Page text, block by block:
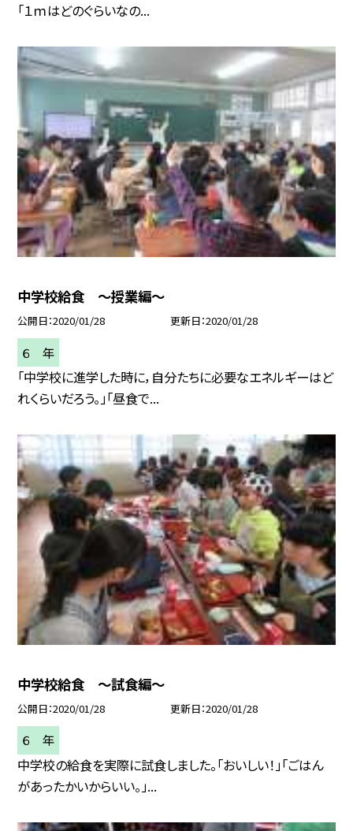
「１ｍはどのぐらいなの...
中学校給食 〜授業編〜
公開日 2020/01/28 更新日 2020/01/28
６ 年
「中学校に進学した時に，自分たちに必要なエネルギーはど
れくらいだろう。」「昼食で...
中学校給食 〜試食編〜
公開日 2020/01/28 更新日 2020/01/28
６ 年
中学校の給食を実際に試食しました。「おいしい！」「ごはん
があったかいからいい。」...